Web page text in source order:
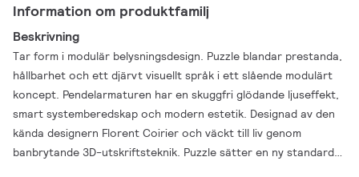
Information om produktfamilj
Beskrivning
Tar form i modulär belysningsdesign. Puzzle blandar prestanda,
hållbarhet och ett djärvt visuellt språk i ett slående modulärt
koncept. Pendelarmaturen har en skuggfri glödande ljuseffekt,
smart systemberedskap och modern estetik. Designad av den
kända designern Florent Coirier och väckt till liv genom
banbrytande 3D-utskriftsteknik. Puzzle sätter en ny standard